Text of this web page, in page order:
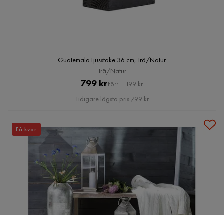
Guatemala Ljusstake 36 cm, Trä/Natur
Trä/Natur
Pris
799 kr Original
Pris
Förr 1 199 kr
Tidigare lägsta pris 799 kr
Få kvar